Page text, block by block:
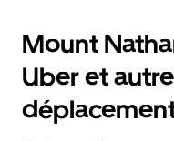
Mount
Uber et